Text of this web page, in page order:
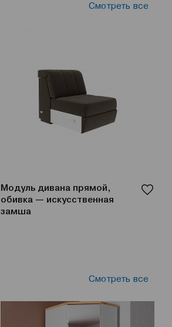
Смотреть все
Модуль дивана прямой,
обивка — искусственная
замша
Смотреть все